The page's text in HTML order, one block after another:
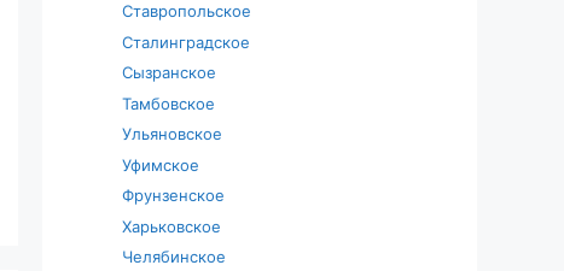
Ставропольское
Сталинградское
Сызранское
Тамбовское
Ульяновское
Уфимское
Фрунзенское
Харьковское
Челябинское